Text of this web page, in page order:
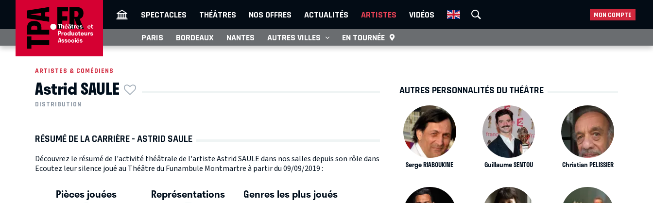
SPECTACLES THÉÂTRES NOS OFFRES ACTUALITÉS ARTISTES VIDÉOS MON COMPTE
PARIS BORDEAUX NANTES AUTRES VILLES EN TOURNÉE
ARTISTES & COMÉDIENS
Astrid SAULE
DISTRIBUTION
RÉSUMÉ DE LA CARRIÈRE - ASTRID SAULE
Découvrez le résumé de l'activité théâtrale de l'artiste Astrid SAULE dans nos salles depuis son rôle dans
Ecoutez leur silence joué au Théâtre du Funambule Montmartre à partir du 09/09/2019 :
Pièces jouées Représentations Genres les plus joués
AUTRES PERSONNALITÉS DU THÉÂTRE
Serge RIABOUKINE Guillaume SENTOU Christian PELISSIER